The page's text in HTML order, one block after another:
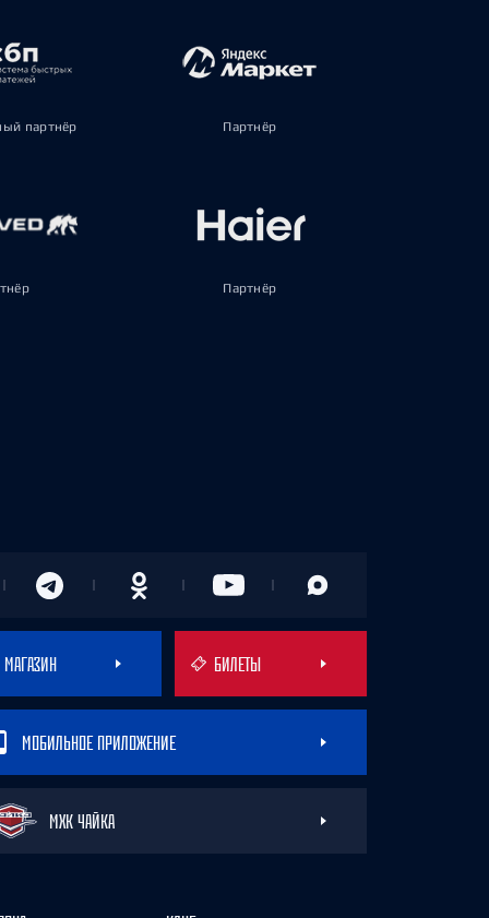
партнёр Партнёр
Партнёр
МАГАЗИН БИЛЕТЫ
МОБИЛЬНОЕ ПРИЛОЖЕНИЕ
МХК ЧАЙКА